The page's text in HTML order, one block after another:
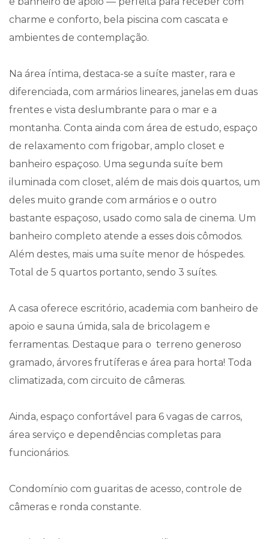
charme e conforto, bela piscina com cascata e
ambientes de contemplação.
Na área íntima, destaca-se a suíte master, rara e
diferenciada, com armários lineares, janelas em duas
frentes e vista deslumbrante para o mar e a
montanha. Conta ainda com área de estudo, espaço
de relaxamento com frigobar, amplo closet e
banheiro espaçoso. Uma segunda suíte bem
iluminada com closet, além de mais dois quartos, um
deles muito grande com armários e o outro
bastante espaçoso, usado como sala de cinema. Um
banheiro completo atende a esses dois cômodos.
Além destes, mais uma suíte menor de hóspedes.
Total de 5 quartos portanto, sendo 3 suítes.
A casa oferece escritório, academia com banheiro de
apoio e sauna úmida, sala de bricolagem e
ferramentas. Destaque para o terreno generoso
gramado, árvores frutíferas e área para horta! Toda
climatizada, com circuito de câmeras.
Ainda, espaço confortável para 6 vagas de carros,
área serviço e dependências completas para
funcionários.
Condomínio com guaritas de acesso, controle de
câmeras e ronda constante.